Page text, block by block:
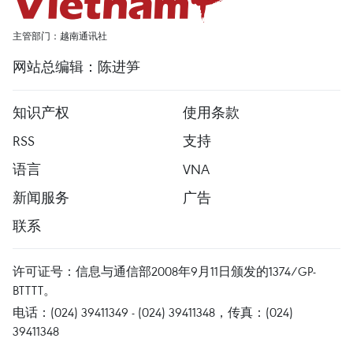
主管部门：越南通讯社
网站总编辑：陈进笋
知识产权
使用条款
RSS
支持
语言
VNA
新闻服务
广告
联系
许可证号：信息与通信部2008年9月11日颁发的1374/GP-
BTTTT。
电话：(024) 39411349 - (024) 39411348，传真：(024)
39411348